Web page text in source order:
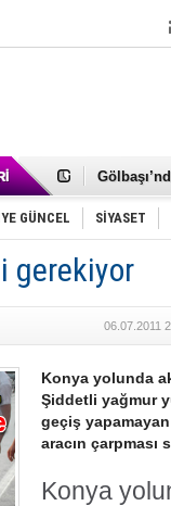
Cemal
Samet
FAİZ
OLİMPİK
TÜRKİYE
RECEP
Gölbaşı
İNCEK
GÜNCEL SİYASET
gerekiyor
06.07.2011
Konya yolunda
Şiddetli yağmur
geçiş
aracın çarpması
Konya